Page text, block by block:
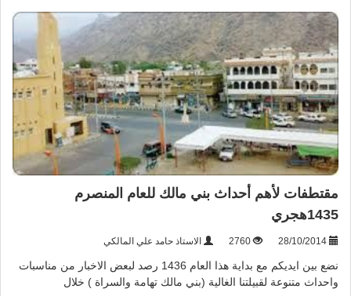
مقتطفات لأهم أحداث بني مالك للعام المنصرم
1435هجري
2760 الاستاذ حامد علي المالكي
نضع بين ايديكم مع بداية هذا العام 1436 رصد لبعض الاخبار من مناسبات
واحداث متنوعة لقبيلتنا الغالية (بني مالك تهامة والسراة ) خلال